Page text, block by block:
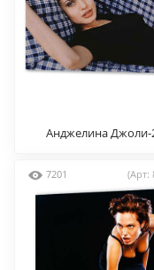
Анджелина Джоли-
7201 (Арт: